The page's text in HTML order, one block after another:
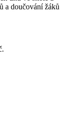
a doučování žáků